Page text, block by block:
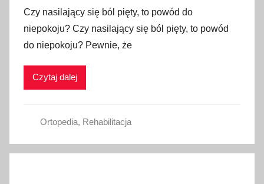
Czy nasilający się ból pięty, to powód do
niepokoju? Czy nasilający się ból pięty, to powód
do niepokoju? Pewnie, że
Czytaj dalej
Ortopedia, Rehabilitacja